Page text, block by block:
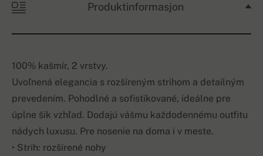
Produktinformasjon
100% kašmír, 2 vrstvy.
Uvoľnená elegancia s rozšíreným strihom a detailným
prevedením. Pohodlné a sofistikované, ideálne pre
úplne šik vzhľad. Dodajú vášmu každodennému outfitu
nádych luxusu. Pre nosenie na doma i v meste.
• Strih: rozšírené nohy